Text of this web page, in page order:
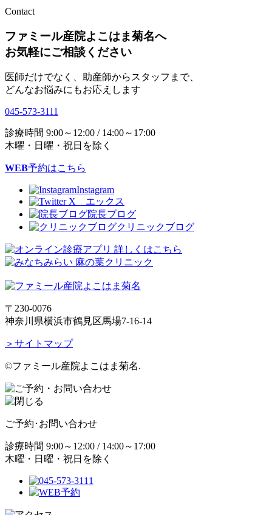
Contact
ファミール産院よこはま菊名へ
お気軽にご相談ください
医師だけでなく、助産師からスタッフまで、
どんなお悩みにもお応えします
045-573-3111
診療時間 9:00～12:00 / 14:00～17:00
木曜・日曜・祝日を除く
WEB予約はこちら
Instagram
X エックス
院長ブログ
クリニックブログ
〒230-0076
神奈川県横浜市鶴見区馬場7-16-14
＞サイトマップ
©ファミール産院よこはま菊名.
ご予約･お問い合わせ
診療時間 9:00～12:00 / 14:00～17:00
木曜・日曜・祝日を除く